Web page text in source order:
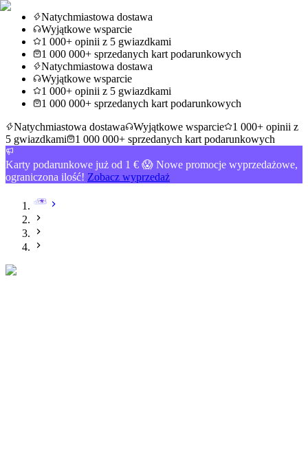
Natychmiastowa dostawa
Wyjątkowe wsparcie
1 000+ opinii z 5 gwiazdkami
1 000 000+ sprzedanych kart podarunkowych
Natychmiastowa dostawa
Wyjątkowe wsparcie
1 000+ opinii z 5 gwiazdkami
1 000 000+ sprzedanych kart podarunkowych
Natychmiastowa dostawa
Wyjątkowe wsparcie
1 000+ opinii z
5 gwiazdkami
1 000 000+ sprzedanych kart podarunkowych
Karty podarunkowe już od 1 € 😱 Nowe promocje wyprzedażowe,
ograniczona ilość! Zobacz wyprzedaż